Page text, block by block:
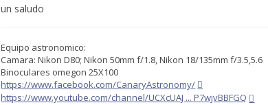
un saludo
Equipo astronomico:
Camara: Nikon D80; Nikon 50mm f/1.8, Nikon 18/135mm f/3.5,5.6
Binoculares omegon 25X100
https://www.facebook.com/CanaryAstronomy/
https://www.youtube.com/channel/UCXcUAJ ... P7wjvBBFGQ